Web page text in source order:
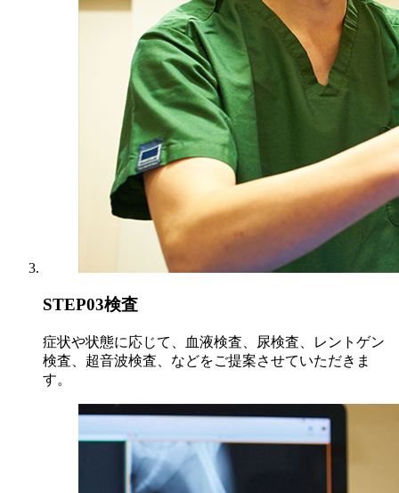
STEP03検査
症状や状態に応じて、血液検査、尿検査、レントゲン
検査、超音波検査、などをご提案させていただきま
す。